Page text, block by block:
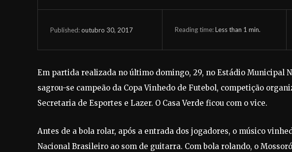
Published:outubro 30, 2017 Reading time:Less than 1 min.
Em partida realizada no último domingo, 29, no Estádio Municipal
sagrou-se campeão da Copa Vinhedo de Futebol, competição
Secretaria de Esportes e Lazer. O Casa Verde ficou com o vice.
Antes de a bola rolar, após a entrada dos jogadores, o músico
Nacional Brasileiro ao som de guitarra. Com bola rolando, o